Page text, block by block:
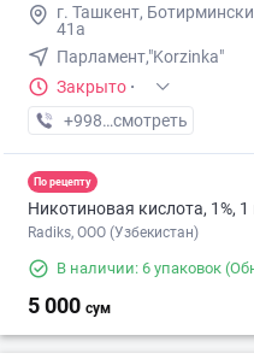
г. Ташкент,
41а
Парламент,"Korzinka"
Закрыто ·
+998 (98) XXX-XX-XX
смотреть
По рецепту
Никотиновая кислота, 1%,
Radiks, ООО (Узбекистан)
В наличии: 6 упаковок
5 000 сум